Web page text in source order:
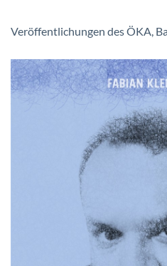
Veröffentlichungen des ÖKA,